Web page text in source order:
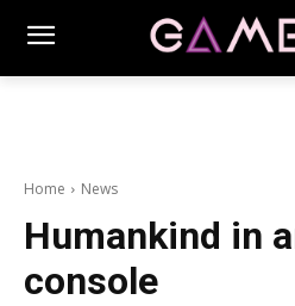
Home News
Humankind in
console